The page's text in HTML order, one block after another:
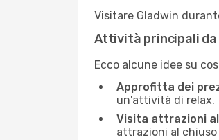
Visitare Gladwin
Attività principali da
Ecco alcune idee su
Approfitta dei
un'attività di relax.
Visita attrazioni
attrazioni al